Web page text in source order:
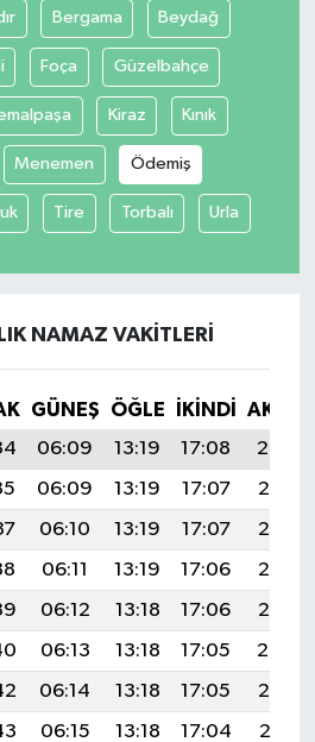
Bergama Beydağ
Foça Güzelbahçe
Kiraz Kınık
Menemen Ödemiş
Tire Torbalı Urla
NAMAZ VAKITLERI
GÜNEŞ ÖĞLE İKINDI
06:09 13:19 17:08
20:19
06:09 13:19 17:07
20:18
06:10 13:19 17:07
20:17
06:11 13:19 17:06
20:16
06:12 13:18 17:06
20:15
06:13 13:18 17:05
20:14
06:14 13:18 17:05
20:12
06:15 13:18 17:04
20:11